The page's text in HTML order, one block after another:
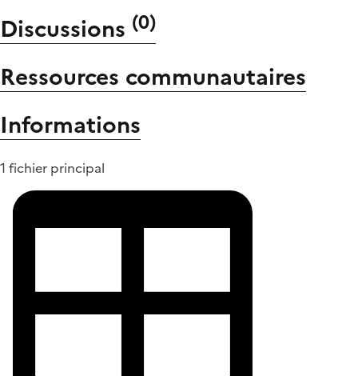
Discussions (0)
Ressources communautaires
Informations
1 fichier principal